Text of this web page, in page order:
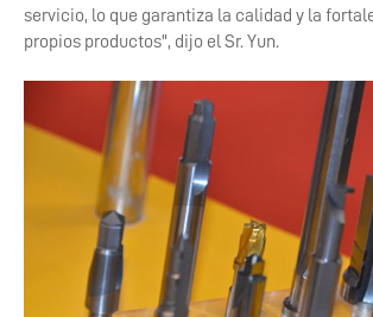
servicio, lo que garantiza la calidad y la
propios productos", dijo el Sr. Yun.